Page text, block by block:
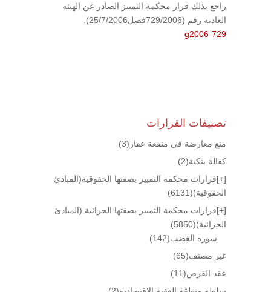
راجع بذلك قرار محكمة التمييز الصادر عن الهيئه
العاديه رقم (729/2006فصل25/7/2006).
g2006-729
تصنيفات القرارات
منع معارضة في منفعة عقار (3)
كفالة بنكية(2)
[+]قرارات محكمة التمييز بصفتها الحقوقية(المبادئ
الحقوقية)(6131)
[+]قرارات محكمة التمييز بصفتها الجزائية (المبادئ
الجزائية)(5850)
سورة الغضب(142)
غير مصنف(65)
عقد القرض(11)